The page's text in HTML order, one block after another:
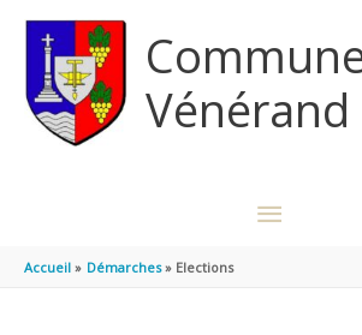
Vénérand
MENU
Accueil Démarches Elections